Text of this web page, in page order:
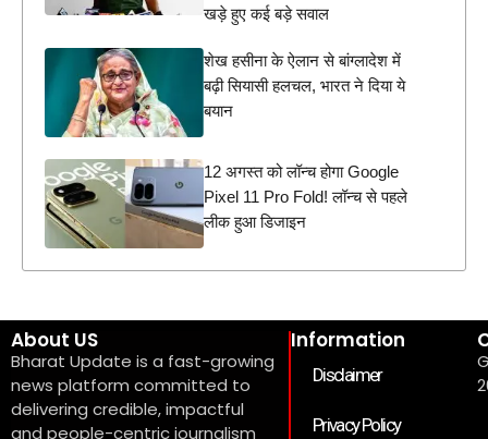
खड़े हुए कई बड़े सवाल
शेख हसीना के ऐलान से बांग्लादेश में
बढ़ी सियासी हलचल, भारत ने दिया ये
बयान
12 अगस्त को लॉन्च होगा Google
Pixel 11 Pro Fold! लॉन्च से पहले
लीक हुआ डिजाइन
About US
Bharat Update is a fast-growing
news platform committed to
delivering credible, impactful
and people-centric journalism
Information
Disclaimer
Privacy Policy